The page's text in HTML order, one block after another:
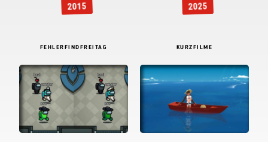
2015 2025
FEHLERFINDFREITAG KURZFILME